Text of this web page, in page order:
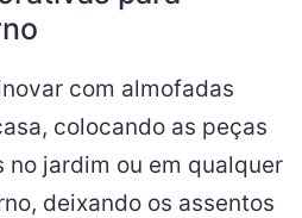
com almofadas
colocando as peças
no jardim ou em qualquer
deixando os assentos